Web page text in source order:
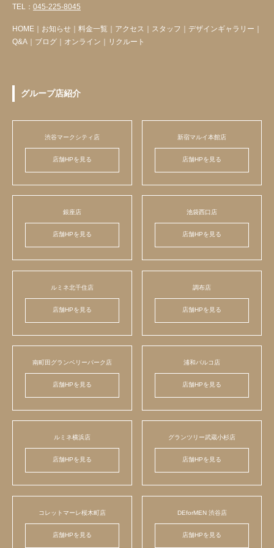
TEL： 045-225-8045
HOME お知らせ 料金一覧 アクセス スタッフ デザインギャラリー
Q&A
ブログ オンライン リクルート
グループ店紹介
渋谷マークシティ店
店舗HPを見る
新宿マルイ本館店
店舗HPを見る
銀座店
店舗HPを見る
池袋西口店
店舗HPを見る
ルミネ北千住店
店舗HPを見る
調布店
店舗HPを見る
南町田グランベリーパーク店
店舗HPを見る
浦和パルコ店
店舗HPを見る
ルミネ横浜店
店舗HPを見る
グランツリー武蔵小杉店
店舗HPを見る
コレットマーレ桜木町店
店舗HPを見る
DEforMEN 渋谷店
店舗HPを見る